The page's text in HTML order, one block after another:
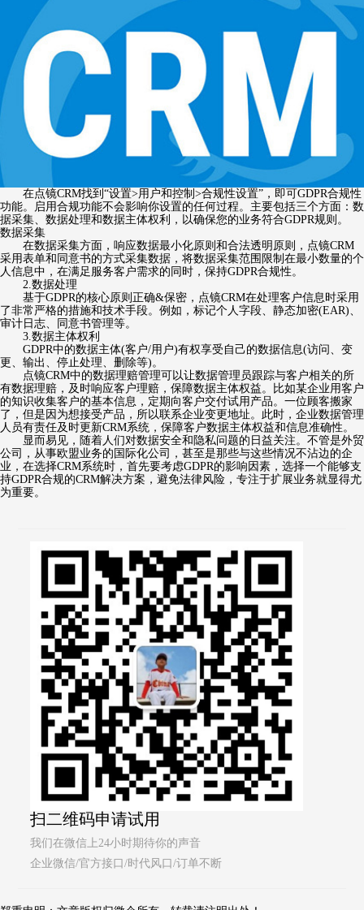
在点镜CRM找到“设置>用户和控制>合规性设置”，即可GDPR合规性
功能。启用合规功能不会影响你设置的任何过程。主要包括三个方面：数
据采集、数据处理和数据主体权利，以确保您的业务符合GDPR规则。
数据采集
在数据采集方面，响应数据最小化原则和合法透明原则，点镜CRM
采用表单和同意书的方式采集数据，将数据采集范围限制在最小数量的个
人信息中，在满足服务客户需求的同时，保持GDPR合规性。
2.数据处理
基于GDPR的核心原则正确&保密，点镜CRM在处理客户信息时采用
了非常严格的措施和技术手段。例如，标记个人字段、静态加密(EAR)、
审计日志、同意书管理等。
3.数据主体权利
GDPR中的数据主体(客户/用户)有权享受自己的数据信息(访问、变
更、输出、停止处理、删除等)。
点镜CRM中的数据理赔管理可以让数据管理员跟踪与客户相关的所
有数据理赔，及时响应客户理赔，保障数据主体权益。比如某企业用客户
的知识收集客户的基本信息，定期向客户交付试用产品。一位顾客搬家
了，但是因为想接受产品，所以联系企业变更地址。此时，企业数据管理
人员有责任及时更新CRM系统，保障客户数据主体权益和信息准确性。
显而易见，随着人们对数据安全和隐私问题的日益关注。不管是外贸
公司，从事欧盟业务的国际化公司，甚至是那些与这些情况不沾边的企
业，在选择CRM系统时，首先要考虑GDPR的影响因素，选择一个能够支
持GDPR合规的CRM解决方案，避免法律风险，专注于扩展业务就显得尤
为重要。
扫二维码申请试用
我们在微信上24小时期待你的声音
企业微信/官方接口/时代风口/订单不断